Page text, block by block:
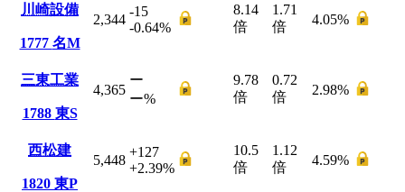
川崎設備
1777 名M
2,344
-15
-0.64%
8.14
倍
1.71
倍
4.05%
三東工業
1788 東S
4,365
ー
ー%
9.78
倍
0.72
倍
2.98%
西松建
1820 東P
5,448
+127
+2.39%
10.5
倍
1.12
倍
4.59%